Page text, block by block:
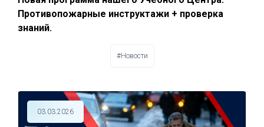
Противопожарные инструктажи + проверка
знаний.
#Новости
03.03.2026